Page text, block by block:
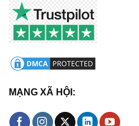
MẠNG XÃ HỘI: